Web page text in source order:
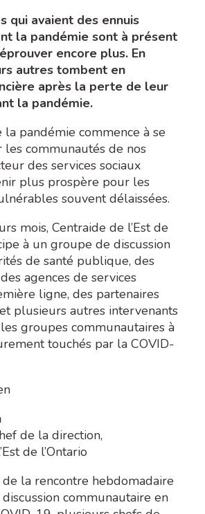
qui avaient des ennuis
la pandémie sont à présent
encore plus. En
autres tombent en
après la perte de leur
la pandémie.
pandémie commence à se
communautés de nos
des services sociaux
plus prospère pour les
souvent délaissées.
mois, Centraide de l’Est de
à un groupe de discussion
de santé publique, des
agences de services
ligne, des partenaires
plusieurs autres intervenants
groupes communautaires à
touchés par la COVID-
de la direction,
de l’Ontario
la rencontre hebdomadaire
communautaire en